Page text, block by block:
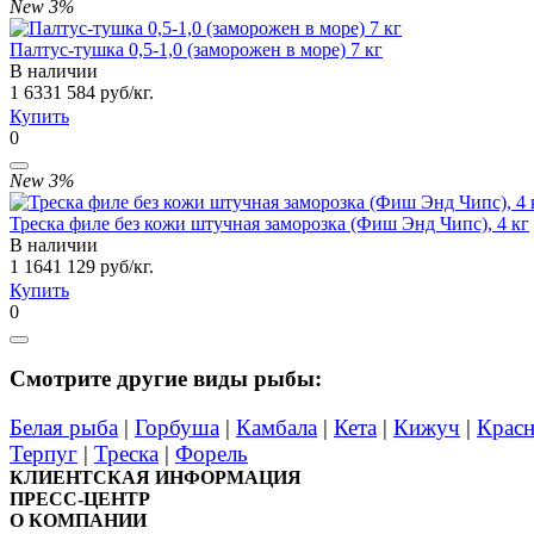
New 3%
Палтус-тушка 0,5-1,0 (заморожен в море) 7 кг
В наличии
1 6331 584 руб/кг.
Купить
0
New 3%
Треска филе без кожи штучная заморозка (Фиш Энд Чипс), 4 кг
В наличии
1 1641 129 руб/кг.
Купить
0
Смотрите другие виды рыбы:
Белая рыба | Горбуша | Камбала | Кета | Кижуч |
Терпуг | Треска | Форель
КЛИЕНТСКАЯ ИНФОРМАЦИЯ
ПРЕСС-ЦЕНТР
О КОМПАНИИ